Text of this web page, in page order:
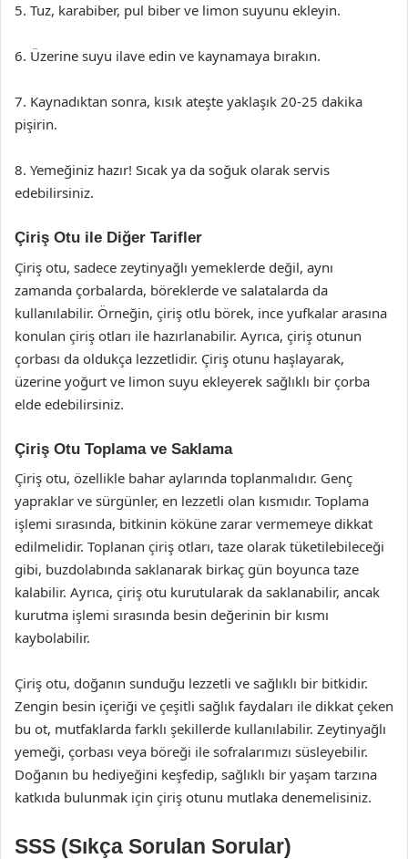
5. Tuz, karabiber, pul biber ve limon suyunu ekleyin.
6. Üzerine suyu ilave edin ve kaynamaya bırakın.
7. Kaynadıktan sonra, kısık ateşte yaklaşık 20-25 dakika
pişirin.
8. Yemeğiniz hazır! Sıcak ya da soğuk olarak servis
edebilirsiniz.
Çiriş Otu ile Diğer Tarifler
Çiriş otu, sadece zeytinyağlı yemeklerde değil, aynı
zamanda çorbalarda, böreklerde ve salatalarda da
kullanılabilir. Örneğin, çiriş otlu börek, ince yufkalar arasına
konulan çiriş otları ile hazırlanabilir. Ayrıca, çiriş otunun
çorbası da oldukça lezzetlidir. Çiriş otunu haşlayarak,
üzerine yoğurt ve limon suyu ekleyerek sağlıklı bir çorba
elde edebilirsiniz.
Çiriş Otu Toplama ve Saklama
Çiriş otu, özellikle bahar aylarında toplanmalıdır. Genç
yapraklar ve sürgünler, en lezzetli olan kısmıdır. Toplama
işlemi sırasında, bitkinin köküne zarar vermemeye dikkat
edilmelidir. Toplanan çiriş otları, taze olarak tüketilebileceği
gibi, buzdolabında saklanarak birkaç gün boyunca taze
kalabilir. Ayrıca, çiriş otu kurutularak da saklanabilir, ancak
kurutma işlemi sırasında besin değerinin bir kısmı
kaybolabilir.
Çiriş otu, doğanın sunduğu lezzetli ve sağlıklı bir bitkidir.
Zengin besin içeriği ve çeşitli sağlık faydaları ile dikkat çeken
bu ot, mutfaklarda farklı şekillerde kullanılabilir. Zeytinyağlı
yemeği, çorbası veya böreği ile sofralarımızı süsleyebilir.
Doğanın bu hediyeğini keşfedip, sağlıklı bir yaşam tarzına
katkıda bulunmak için çiriş otunu mutlaka denemelisiniz.
SSS (Sıkça Sorulan Sorular)